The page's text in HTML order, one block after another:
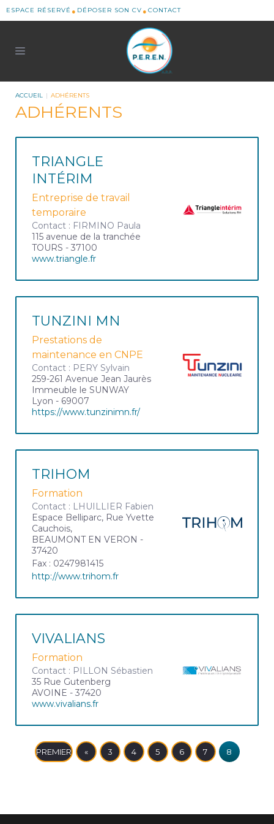
ESPACE RÉSERVÉ DÉPOSER SON CV CONTACT
ACCUEIL ADHÉRENTS
ADHÉRENTS
TRIANGLE
INTÉRIM
Entreprise de travail
temporaire
Contact : FIRMINO Paula
115 avenue de la tranchée
TOURS - 37100
www.triangle.fr
TUNZINI MN
Prestations de
maintenance en CNPE
Contact : PERY Sylvain
259-261 Avenue Jean Jaurès
Immeuble le SUNWAY
Lyon - 69007
https://www.tunzinimn.fr/
TRIHOM
Formation
Contact : LHUILLIER Fabien
Espace Belliparc, Rue Yvette
Cauchois,
BEAUMONT EN VERON -
37420
Fax : 0247981415
http://www.trihom.fr
VIVALIANS
Formation
Contact : PILLON Sébastien
35 Rue Gutenberg
AVOINE - 37420
www.vivalians.fr
PREMIER « 3 4 5 6 7 8